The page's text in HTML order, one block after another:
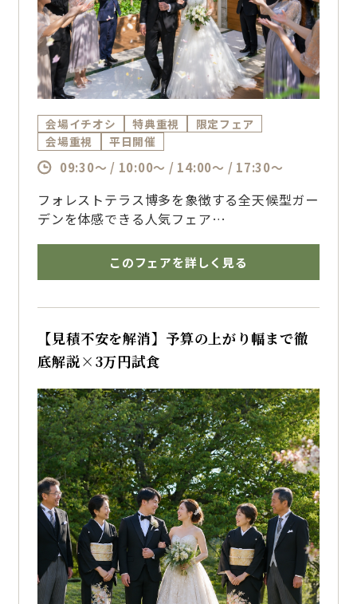
会場イチオシ 特典重視
限定フェア
会場重視
平日開催
09:30～ / 10:00～ / 14:00～ / 17:30～
フォレストテラス博多を象徴する全天候型ガー
デンを体感できる人気フェア
ミ高評価の婚礼料理をご堪能いただけます
博多で結婚式を挙げるならザ・フォレストテラ
このフェアを詳しく見る
【見積不安を解消】予算の上がり幅まで徹
底解説×3万円試食